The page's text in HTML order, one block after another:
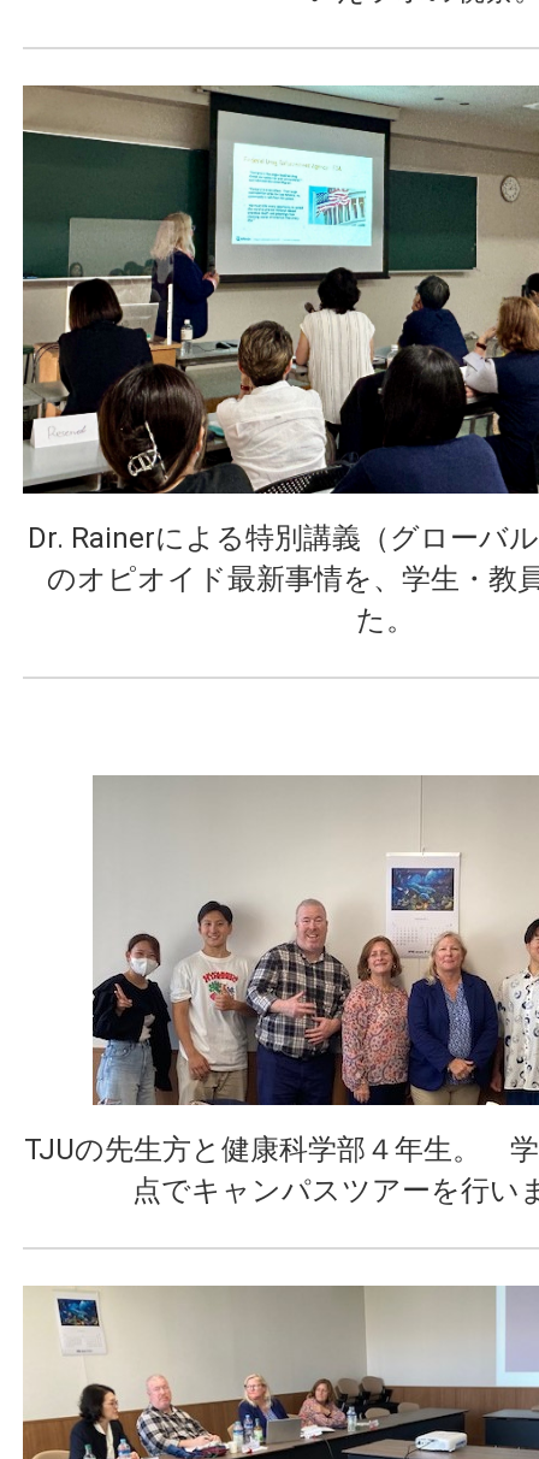
Dr. Rainerによる特別講義（グローバ
のオピオイド最新事情を、学生・教
た。
TJUの先生方と健康科学部４年生。
点でキャンパスツアーを行い